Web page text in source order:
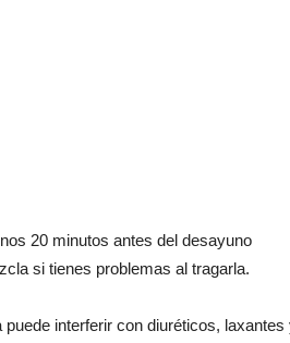
20 minutos antes del desayuno
si tienes problemas al tragarla.
interferir con diuréticos, laxantes